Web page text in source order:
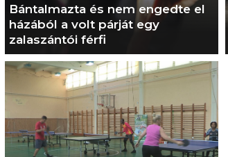
Bántalmazta és nem engedte el
házából a volt párját egy
zalaszántói férfi